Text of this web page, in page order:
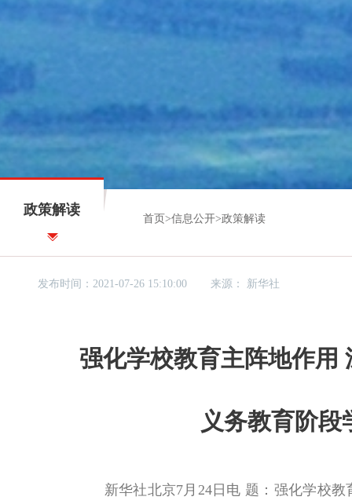
政策解读
首页 >信息公开>政策解读
发布时间：2021-07-26 15:10:00 来源： 新华社
强化学校教育主阵地作
义务教育阶
新华社北京7月24日电 题：强化学校